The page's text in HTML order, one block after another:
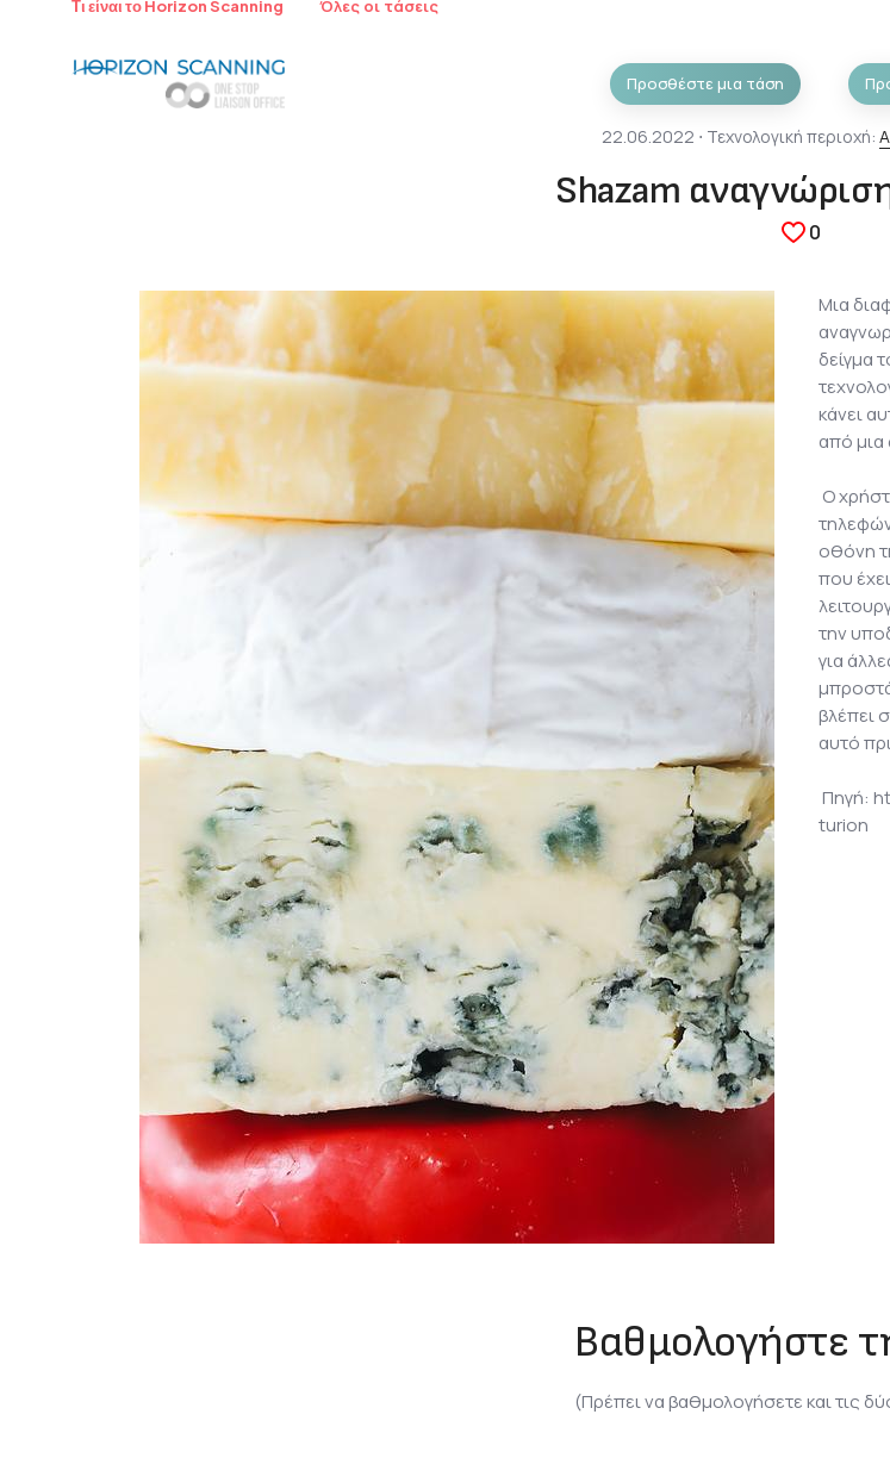
Τι είναι το Horizon Scanning Όλες οι τάσεις
Προσθέστε μια τάση
22.06.2022 ⋅ Τεχνολογική περιοχή:
Shazam
0
Μια
δείγμα
κάνει
από
Ο
οθόνη
που
την
για
βλέπει
αυτό
Πηγή:
turion
Βαθμολογήστε
(Πρέπει να βαθμολογήσετε και τις